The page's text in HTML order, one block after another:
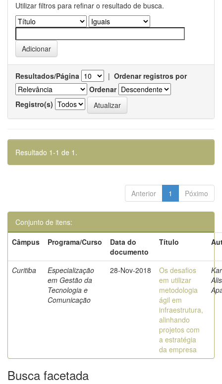
Utilizar filtros para refinar o resultado de busca.
Resultados/Página | Ordenar registros por
Ordenar
Registro(s)
Resultado 1-1 de 1.
Anterior 1 Póximo
Conjunto de itens:
Câmpus
Programa/Curso
Data do
documento
Título
Curitiba
Especialização
em Gestão da
Tecnologia e
Comunicação
28-Nov-2018
Os desafios
em utilizar
metodologia
ágil em
infraestrutura,
alinhando
projetos com
a estratégia
da empresa
Busca facetada